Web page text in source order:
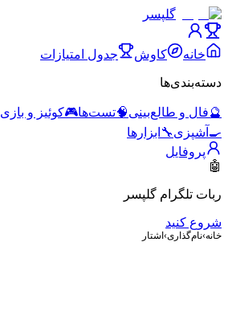
گلپسر
خانه کاوش جدول امتیازات
دسته‌بندی‌ها
🔮فال و طالع‌بینی🧠تست‌ها🎮کوئیز و بازی
🍳 آشپزی🔧 ابزارها
پروفایل
🤖
ربات تلگرام گلپسر
شروع کنید
خانه›نام‌گذاری› اشتار